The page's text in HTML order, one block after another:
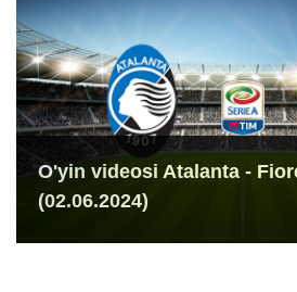
O'yin videosi Atalanta -
(02.06.2024)